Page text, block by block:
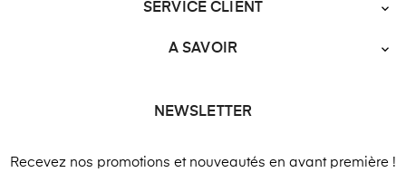
SERVICE CLIENT 
A SAVOIR 
NEWSLETTER
Recevez nos promotions et nouveautés en avant première !